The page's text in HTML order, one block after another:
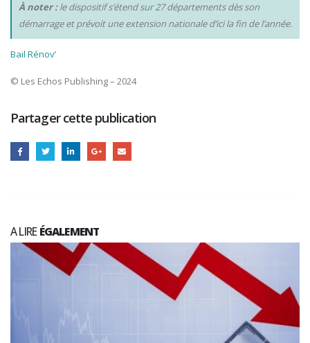
À noter :le dispositif s’étend sur 27 départements dès son
démarrage et prévoit une extension nationale d’ici la fin de l’année.
Bail Rénov’
© Les Echos Publishing – 2024
Partager cette publication
A LIREÉGALEMENT